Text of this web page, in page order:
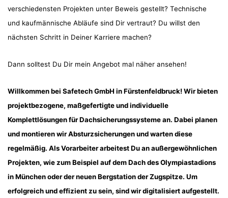
verschiedensten Projekten unter Beweis gestellt? Technische
und kaufmännische Abläufe sind Dir vertraut? Du willst den
nächsten Schritt in Deiner Karriere machen?
Dann solltest Du Dir mein Angebot mal näher ansehen!
Willkommen bei Safetech GmbH in Fürstenfeldbruck! Wir bieten
projektbezogene, maßgefertigte und individuelle
Komplettlösungen für Dachsicherungssysteme an. Dabei planen
und montieren wir Absturzsicherungen und warten diese
regelmäßig. Als Vorarbeiter arbeitest Du an außergewöhnlichen
Projekten, wie zum Beispiel auf dem Dach des Olympiastadions
in München oder der neuen Bergstation der Zugspitze. Um
erfolgreich und effizient zu sein, sind wir digitalisiert aufgestellt.